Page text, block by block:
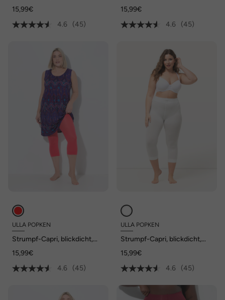
den
15,99€
4.6
(45)
den
15,99€
4.6
(45)
ULLA POPKEN
Strumpf-Capri, blickdicht,
den
15,99€
4.6
(45)
ULLA POPKEN
Strumpf-Capri, blickdicht,
den
15,99€
4.6
(45)